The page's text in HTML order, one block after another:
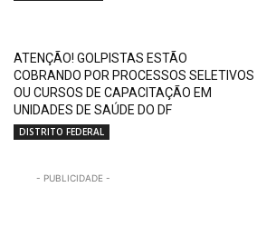
ATENÇÃO! GOLPISTAS ESTÃO
COBRANDO POR PROCESSOS SELETIVOS
OU CURSOS DE CAPACITAÇÃO EM
UNIDADES DE SAÚDE DO DF
DISTRITO FEDERAL
- PUBLICIDADE -